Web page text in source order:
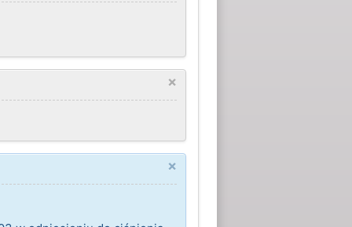
×
×